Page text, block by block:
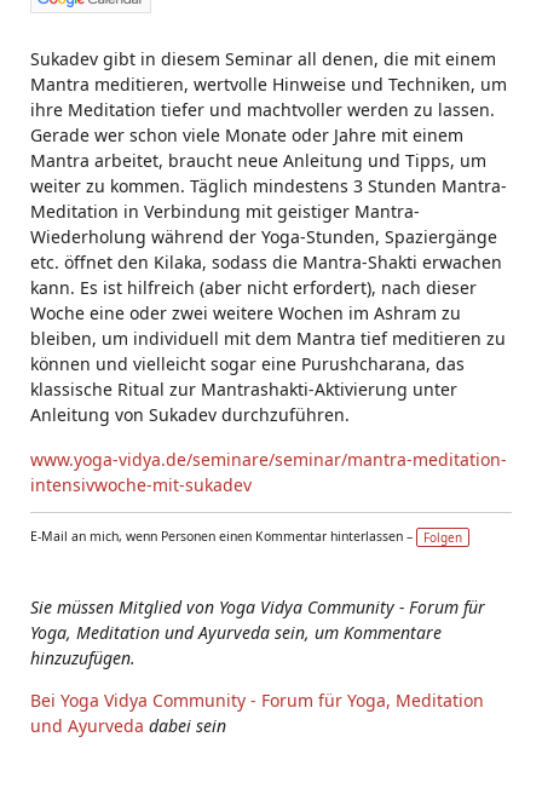
Sukadev gibt in diesem Seminar all denen, die mit einem
Mantra meditieren, wertvolle Hinweise und Techniken, um
ihre Meditation tiefer und machtvoller werden zu lassen.
Gerade wer schon viele Monate oder Jahre mit einem
Mantra arbeitet, braucht neue Anleitung und Tipps, um
weiter zu kommen. Täglich mindestens 3 Stunden Mantra-
Meditation in Verbindung mit geistiger Mantra-
Wiederholung während der Yoga-Stunden, Spaziergänge
etc. öffnet den Kilaka, sodass die Mantra-Shakti erwachen
kann. Es ist hilfreich (aber nicht erfordert), nach dieser
Woche eine oder zwei weitere Wochen im Ashram zu
bleiben, um individuell mit dem Mantra tief meditieren zu
können und vielleicht sogar eine Purushcharana, das
klassische Ritual zur Mantrashakti-Aktivierung unter
Anleitung von Sukadev durchzuführen.
www.yoga-vidya.de/seminare/seminar/mantra-meditation-
intensivwoche-mit-sukadev
E-Mail an mich, wenn Personen einen Kommentar hinterlassen – Folgen
Sie müssen Mitglied von Yoga Vidya Community - Forum für
Yoga, Meditation und Ayurveda sein, um Kommentare
hinzuzufügen.
Bei Yoga Vidya Community - Forum für Yoga, Meditation
und Ayurveda dabei sein